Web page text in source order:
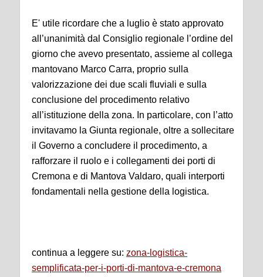
E' utile ricordare che a luglio è stato approvato
all’unanimità dal Consiglio regionale l’ordine del
giorno che avevo presentato, assieme al collega
mantovano Marco Carra, proprio sulla
valorizzazione dei due scali fluviali e sulla
conclusione del procedimento relativo
all’istituzione della zona. In particolare, con l’atto
invitavamo la Giunta regionale, oltre a sollecitare
il Governo a concludere il procedimento, a
rafforzare il ruolo e i collegamenti dei porti di
Cremona e di Mantova Valdaro, quali interporti
fondamentali nella gestione della logistica.
continua a leggere su: zona-logistica-
semplificata-per-i-porti-di-mantova-e-cremona